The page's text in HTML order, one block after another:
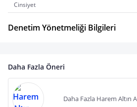
Cinsiyet
Denetim Yönetmeliği Bilgileri
Daha Fazla Öneri
Daha Fazla Harem Altın